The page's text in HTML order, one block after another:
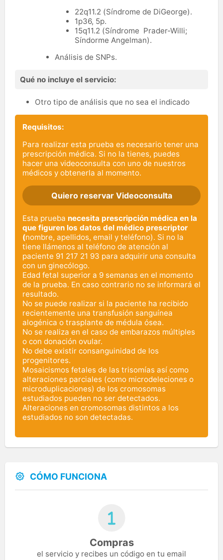
22q11.2 (Síndrome de DiGeorge).
1p36, 5p.
15q11.2 (Síndrome Prader-Willi;
Síndorme Angelman).
Análisis de SNPs.
Qué no incluye el servicio:
Otro tipo de análisis que no sea el indicado
Requisitos:
Para realizar esta prueba es necesario tener una
prescripción médica. Si no la tienes, puedes
hacer una videoconsulta con uno de nuestros
médicos y obtenerla al momento.
Quiero reservar Videoconsulta
Esta prueba necesita prescripción médica en la
que figuren los datos del médico prescriptor
(nombre, apellidos, email y teléfono). Si no la
tiene llámenos al teléfono de atención al
paciente 91 217 21 93 para adquirir una consulta
con un ginecólogo.
Edad fetal superior a 9 semanas en el momento
de la prueba. En caso contrario no se informará el
resultado.
No se puede realizar si la paciente ha recibido
recientemente una transfusión sanguínea
alogénica o trasplante de médula ósea.
No se realiza en el caso de embarazos múltiples
o con donación ovular.
No debe existir consanguinidad de los
progenitores.
Mosaicismos fetales de las trisomías así como
alteraciones parciales (como microdeleciones o
microduplicaciones) de los cromosomas
estudiados pueden no ser detectados.
Alteraciones en cromosomas distintos a los
estudiados no son detectadas.
CÓMO FUNCIONA
Compras
el servicio y recibes un código en tu email